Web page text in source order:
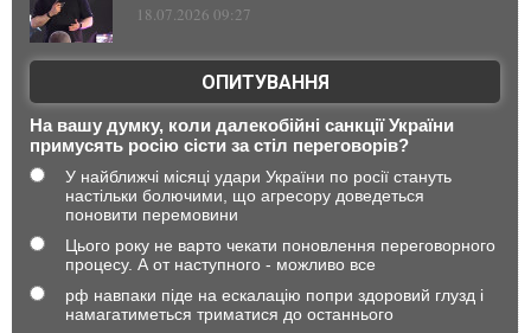
18.07.2026 09:27
ОПИТУВАННЯ
На вашу думку, коли далекобійні санкції України
примусять росію сісти за стіл переговорів?
У найближчі місяці удари України по росії стануть
настільки болючими, що агресору доведеться
поновити перемовини
Цього року не варто чекати поновлення переговорного
процесу. А от наступного - можливо все
рф навпаки піде на ескалацію попри здоровий глузд і
намагатиметься триматися до останнього